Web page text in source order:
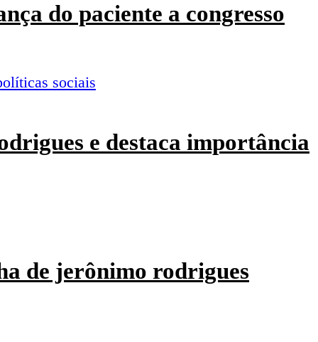
do paciente a congresso
e destaca importância
de jerônimo rodrigues